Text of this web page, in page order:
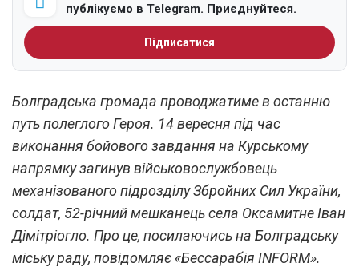
публікуємо в Telegram. Приєднуйтеся.
Підписатися
Болградська громада проводжатиме в останню
путь полеглого Героя. 14 вересня під час
виконання бойового завдання на Курському
напрямку загинув військовослужбовець
механізованого підрозділу Збройних Сил України,
солдат, 52-річний мешканець села Оксамитне Іван
Дімітріогло. Про це, посилаючись на Болградську
міську раду, повідомляє «Бессарабія INFORM».